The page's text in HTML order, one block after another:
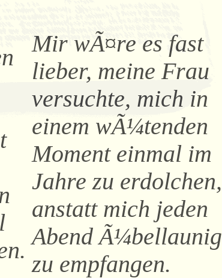
Mir wÃ¤re es fast
lieber, meine Frau
versuchte, mich in
einem wÃ¼tenden
Moment einmal im
Jahre zu erdolchen,
anstatt mich jeden
Abend Ã¼bellaunig
zu empfangen.